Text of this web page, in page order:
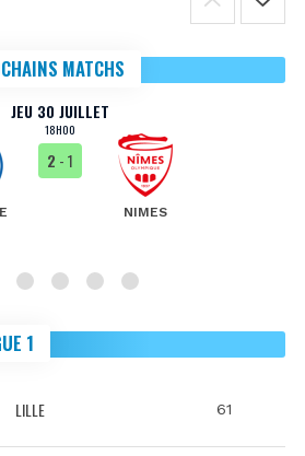
MATCHS
JEU 30 JUILLET
18H00
2 - 1
NIMES
1
LILLE 61